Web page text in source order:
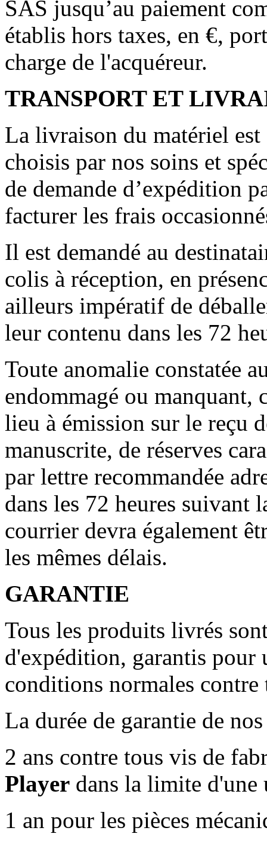
SAS jusqu’au paiement
établis hors taxes, en €,
charge de l'acquéreur.
TRANSPORT ET
La livraison du matériel est
choisis par nos soins et
de demande d’expédition
facturer les frais
Il est demandé au
colis à réception, en
ailleurs impératif de
leur contenu dans les 72
Toute anomalie constatée
endommagé ou manquant,
lieu à émission sur le reçu
manuscrite, de réserves
par lettre recommandée
dans les 72 heures suivant
courrier devra également
les mêmes délais.
GARANTIE
Tous les produits livrés
d'expédition, garantis pour
conditions normales
La durée de garantie de
2 ans contre tous vis de
Player dans la limite
1 an pour les pièces